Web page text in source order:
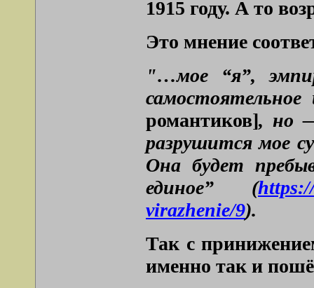
1915 году. А то
Это мнение
"…мое “я”,
романтиков], но —
разрушится мое
Она будет
единое” (
virazhenie/9).
Так с
именно так и